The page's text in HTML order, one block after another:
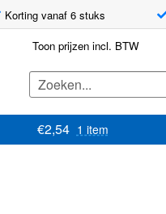
Korting vanaf 6 stuks
Toon prijzen incl. BTW
Zoeken
naar:
€2,54 1 item